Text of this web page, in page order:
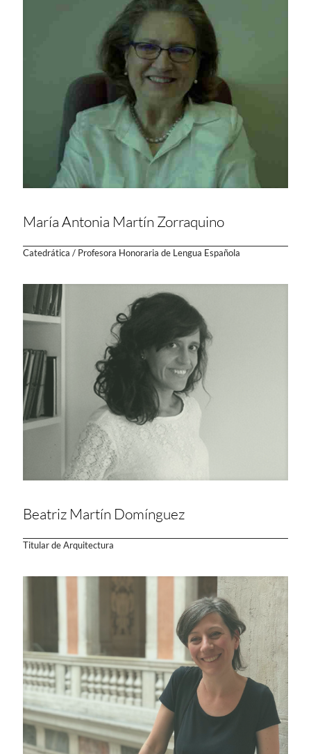
María Antonia Martín Zorraquino
Catedrática / Profesora Honoraria de Lengua Española
Beatriz Martín Domínguez
Titular de Arquitectura